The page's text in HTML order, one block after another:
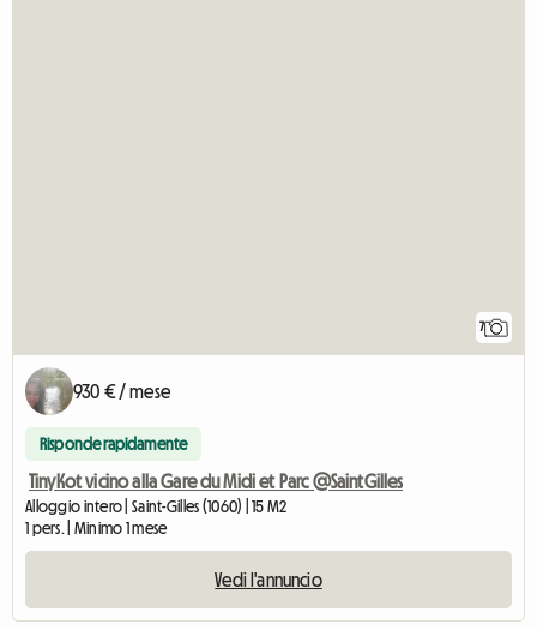
7
930 € / mese
Risponde rapidamente
TinyKot vicino alla Gare du Midi et Parc @SaintGilles
Alloggio intero | Saint-Gilles (1060) | 15 M2
1 pers. | Minimo 1 mese
Vedi l'annuncio